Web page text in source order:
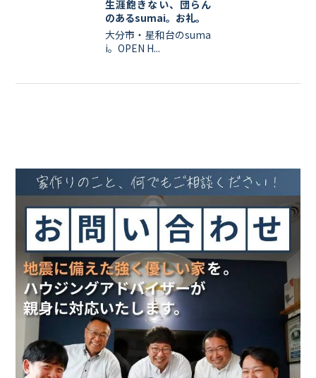
生涯飽きない、団らん
のあるsumai。お礼。
大分市・星和台のsuma
i。OPEN H...